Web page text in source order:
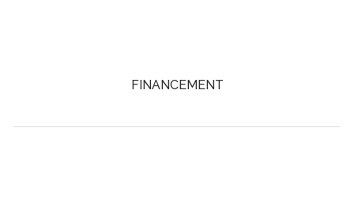
FINANCEMENT